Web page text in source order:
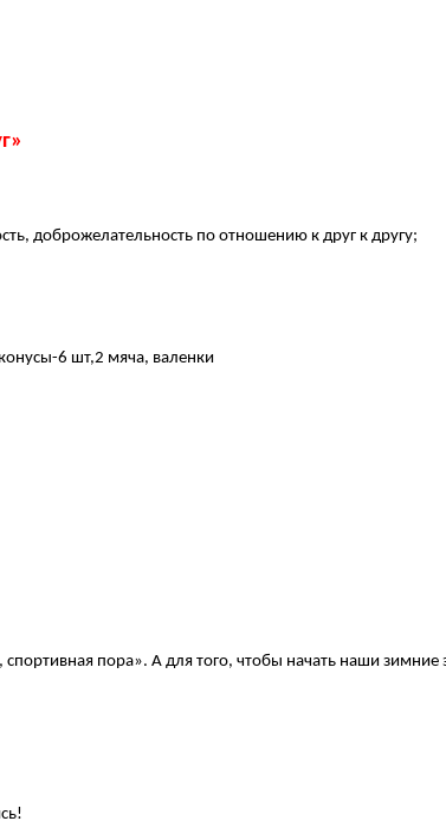
доброжелательность по отношению к друг к другу;
6 шт,2 мяча, валенки
пора». А для того, чтобы начать наши зимние